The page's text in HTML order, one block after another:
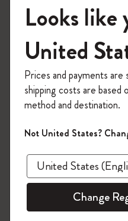
モレスキン
「WELCOME10」
文が10%オフ＋送
ール・アウト
Moleskineアカウ
ァーや会員特典、
レーションを
今すぐ
Looks like
United
Prices and payments
shipping costs are based
method and destination.
Not United States?
Change